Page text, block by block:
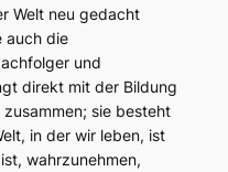
Welt neu gedacht
auch die
und
direkt mit der Bildung
sie besteht
in der wir leben, ist
wahrzunehmen,